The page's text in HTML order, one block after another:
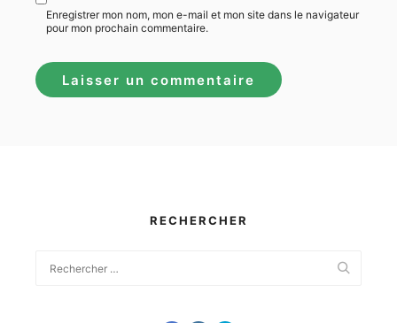
Enregistrer mon nom, mon e-mail et mon site dans le navigateur
pour mon prochain commentaire.
RECHERCHER